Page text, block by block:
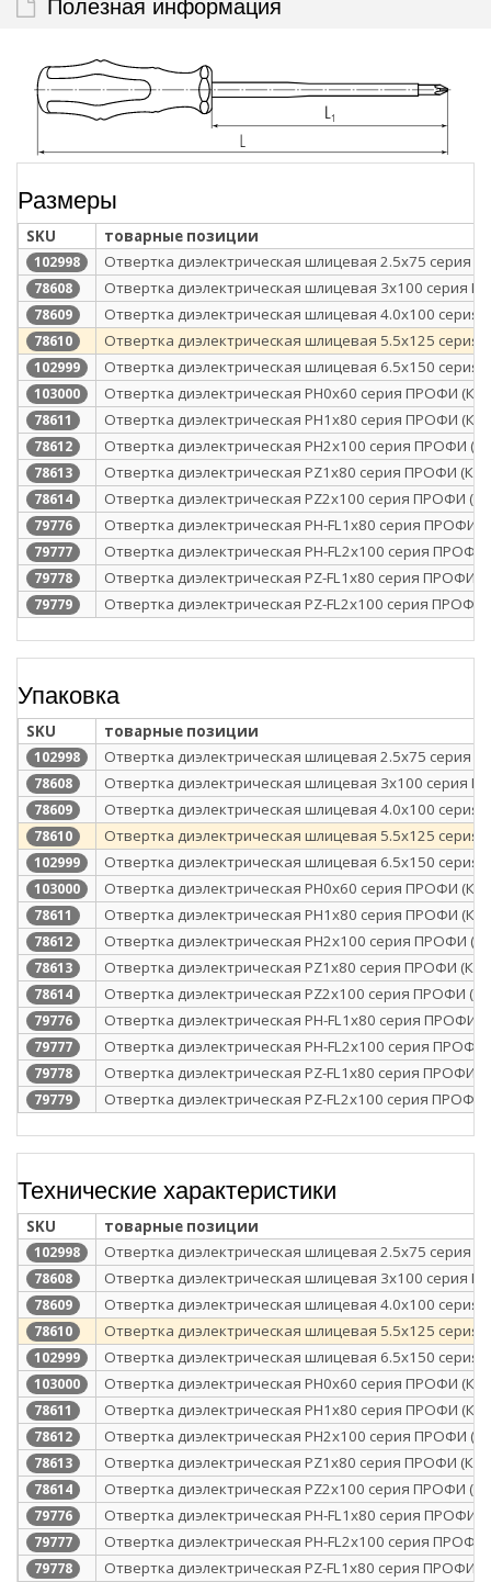
Размеры
SKU товарные позиции
102998 Отвертка диэлектрическая шлицевая 2.5х75 серия
78608 Отвертка диэлектрическая шлицевая 3х100 серия
78609 Отвертка диэлектрическая шлицевая 4.0х100 серия
78610 Отвертка диэлектрическая шлицевая 5.5х125 серия
102999 Отвертка диэлектрическая шлицевая 6.5х150 серия
103000 Отвертка диэлектрическая PH0x60 серия ПРОФИ
78611 Отвертка диэлектрическая PH1x80 серия ПРОФИ
78612 Отвертка диэлектрическая PH2x100 серия ПРОФИ
78613 Отвертка диэлектрическая PZ1x80 серия ПРОФИ
78614 Отвертка диэлектрическая PZ2x100 серия ПРОФИ
79776 Отвертка диэлектрическая PH-FL1х80 серия ПРОФИ
79777 Отвертка диэлектрическая PH-FL2х100 серия ПРОФИ
79778 Отвертка диэлектрическая PZ-FL1х80 серия ПРОФИ
79779 Отвертка диэлектрическая PZ-FL2х100 серия ПРОФИ
Упаковка
SKU товарные позиции
102998 Отвертка диэлектрическая шлицевая 2.5х75 серия
78608 Отвертка диэлектрическая шлицевая 3х100 серия
78609 Отвертка диэлектрическая шлицевая 4.0х100 серия
78610 Отвертка диэлектрическая шлицевая 5.5х125 серия
102999 Отвертка диэлектрическая шлицевая 6.5х150 серия
103000 Отвертка диэлектрическая PH0x60 серия ПРОФИ
78611 Отвертка диэлектрическая PH1x80 серия ПРОФИ
78612 Отвертка диэлектрическая PH2x100 серия ПРОФИ
78613 Отвертка диэлектрическая PZ1x80 серия ПРОФИ
78614 Отвертка диэлектрическая PZ2x100 серия ПРОФИ
79776 Отвертка диэлектрическая PH-FL1х80 серия ПРОФИ
79777 Отвертка диэлектрическая PH-FL2х100 серия ПРОФИ
79778 Отвертка диэлектрическая PZ-FL1х80 серия ПРОФИ
79779 Отвертка диэлектрическая PZ-FL2х100 серия ПРОФИ
Технические характеристики
SKU товарные позиции
102998 Отвертка диэлектрическая шлицевая 2.5х75 серия
78608 Отвертка диэлектрическая шлицевая 3х100 серия
78609 Отвертка диэлектрическая шлицевая 4.0х100 серия
78610 Отвертка диэлектрическая шлицевая 5.5х125 серия
102999 Отвертка диэлектрическая шлицевая 6.5х150 серия
103000 Отвертка диэлектрическая PH0x60 серия ПРОФИ
78611 Отвертка диэлектрическая PH1x80 серия ПРОФИ
78612 Отвертка диэлектрическая PH2x100 серия ПРОФИ
78613 Отвертка диэлектрическая PZ1x80 серия ПРОФИ
78614 Отвертка диэлектрическая PZ2x100 серия ПРОФИ
79776 Отвертка диэлектрическая PH-FL1х80 серия ПРОФИ
79777 Отвертка диэлектрическая PH-FL2х100 серия ПРОФИ
79778 Отвертка диэлектрическая PZ-FL1х80 серия ПРОФИ